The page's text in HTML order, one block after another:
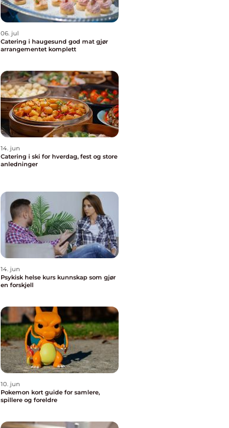
06. jul
Catering i haugesund god mat gjør
arrangementet komplett
14. jun
Catering i ski for hverdag, fest og store
anledninger
14. jun
Psykisk helse kurs kunnskap som gjør
en forskjell
10. jun
Pokemon kort guide for samlere,
spillere og foreldre